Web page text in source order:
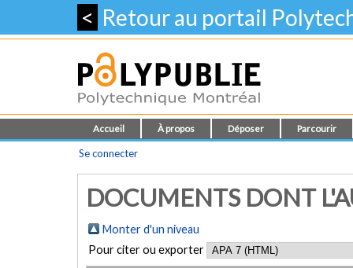
< Retour au portail
Accueil À propos Déposer Parcourir
Se connecter
DOCUMENTS DONT
Monter d'un niveau
Pour citer ou exporter